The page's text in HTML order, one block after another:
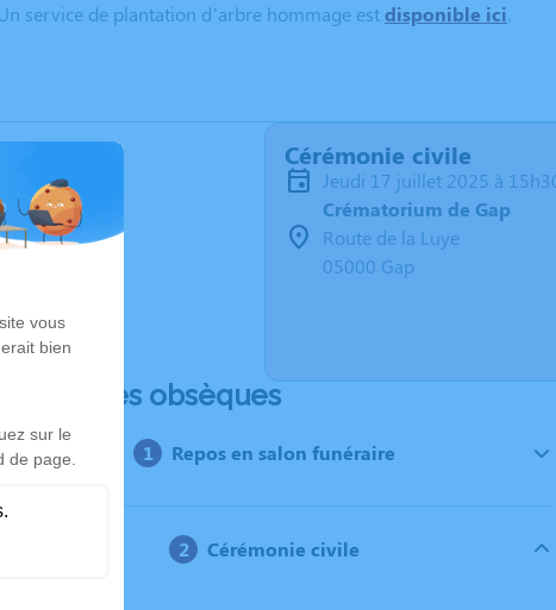
service de plantation d’arbre hommage estdisponible ici.
Cérémonie civile
jeudi 17 juillet 2025 à
Crématorium de Gap
Route de la Luye
05000 Gap
des obsèques
Repos en salon funéraire
Cérémonie civile